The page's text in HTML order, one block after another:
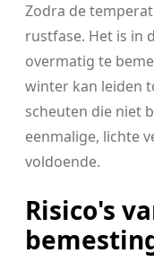
Zodra de
rustfase. Het is in
overmatig te
winter kan leiden
scheuten die niet
eenmalige, lichte
voldoende.
Risico's